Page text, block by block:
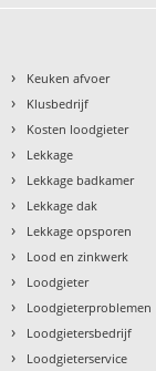
› Keuken afvoer
› Klusbedrijf
› Kosten loodgieter
› Lekkage
› Lekkage badkamer
› Lekkage dak
› Lekkage opsporen
› Lood en zinkwerk
› Loodgieter
› Loodgieterproblemen
› Loodgietersbedrijf
› Loodgieterservice